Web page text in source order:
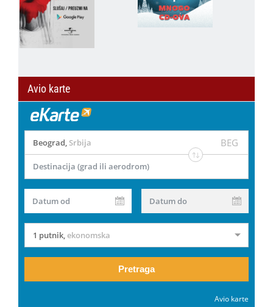
Avio karte
Beograd, Srbija BEG
Destinacija (grad ili aerodrom)
Datum od Datum do
1 putnik,ekonomska
Pretraga
Avio karte